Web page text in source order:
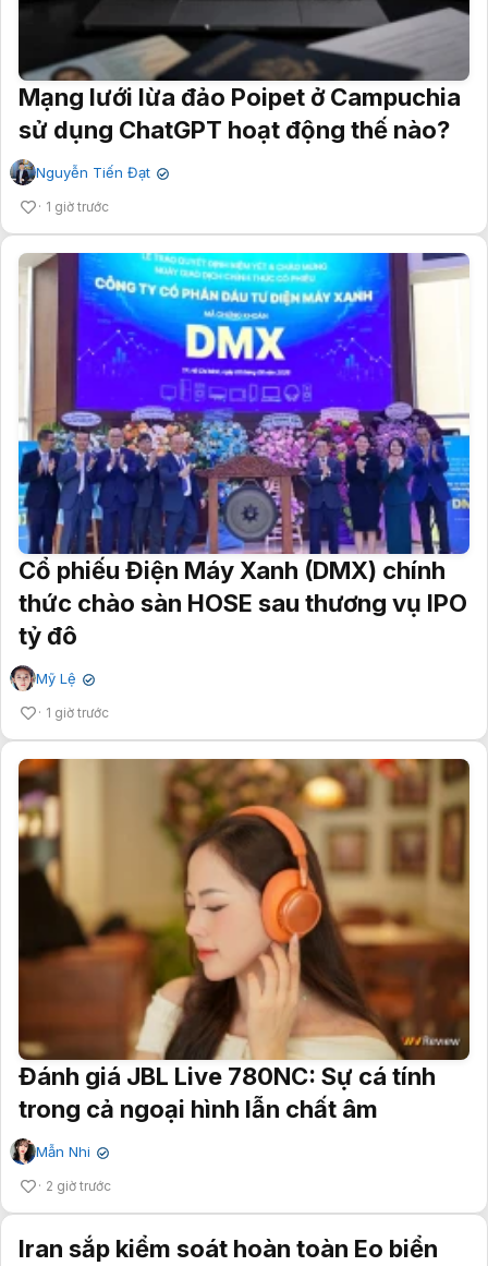
Mạng lưới lừa đảo Poipet ở Campuchia
sử dụng ChatGPT hoạt động thế nào?
Nguyễn Tiến Đạt ✔
1 giờ trước
Cổ phiếu Điện Máy Xanh (DMX) chính
thức chào sàn HOSE sau thương vụ IPO
tỷ đô
Mỹ Lệ ✔
1 giờ trước
Đánh giá JBL Live 780NC: Sự cá tính
trong cả ngoại hình lẫn chất âm
Mẫn Nhi ✔
2 giờ trước
Iran sắp kiểm soát hoàn toàn Eo biển